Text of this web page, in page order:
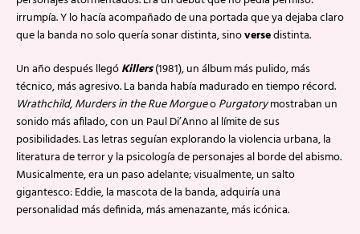
irrumpía. Y lo hacía acompañado de una portada que ya dejaba claro
que la banda no solo quería sonar distinta, sinoversedistinta.
Un año después llegóKillers(1981), un álbum más pulido, más
técnico, más agresivo. La banda había madurado en tiempo récord.
Wrathchild,Murders in the Rue MorgueoPurgatorymostraban un
sonido más afilado, con un Paul Di’Anno al límite de sus
posibilidades. Las letras seguían explorando la violencia urbana, la
literatura de terror y la psicología de personajes al borde del abismo.
Musicalmente, era un paso adelante; visualmente, un salto
gigantesco: Eddie, la mascota de la banda, adquiría una
personalidad más definida, más amenazante, más icónica.